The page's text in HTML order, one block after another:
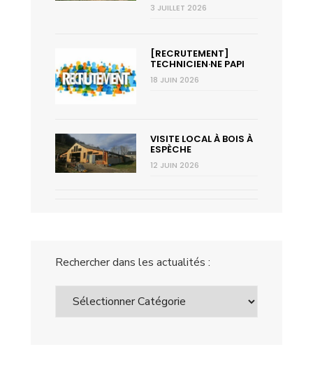
3 JUILLET 2026
[RECRUTEMENT]
TECHNICIEN·NE PAPI
18 JUIN 2026
VISITE LOCAL À BOIS À
ESPÈCHE
12 JUIN 2026
Rechercher dans les actualités :